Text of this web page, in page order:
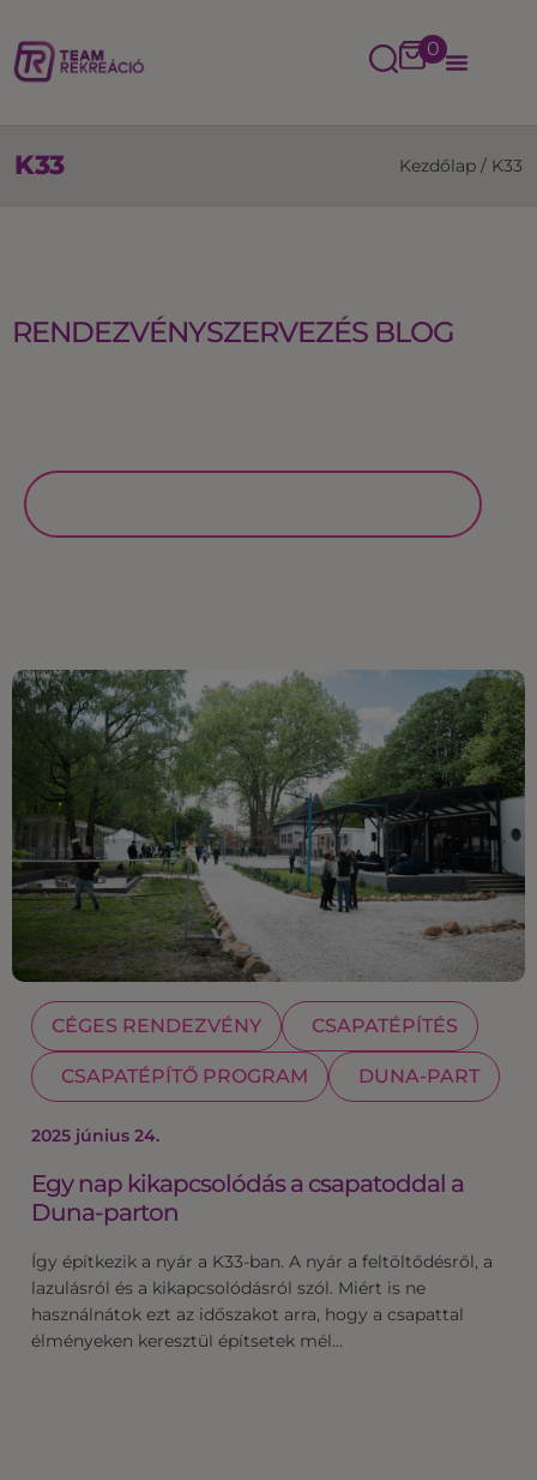
0
K33 Kezdőlap / K33
RENDEZVÉNYSZERVEZÉS BLOG
CÉGES RENDEZVÉNY CSAPATÉPÍTÉS
CSAPATÉPÍTŐ PROGRAM DUNA-PART
2025 június 24.
Egy nap kikapcsolódás a csapatoddal a
Duna-parton
Így építkezik a nyár a K33-ban. A nyár a feltöltődésről, a
lazulásról és a kikapcsolódásról szól. Miért is ne
használnátok ezt az időszakot arra, hogy a csapattal
élményeken keresztül építsetek mél…